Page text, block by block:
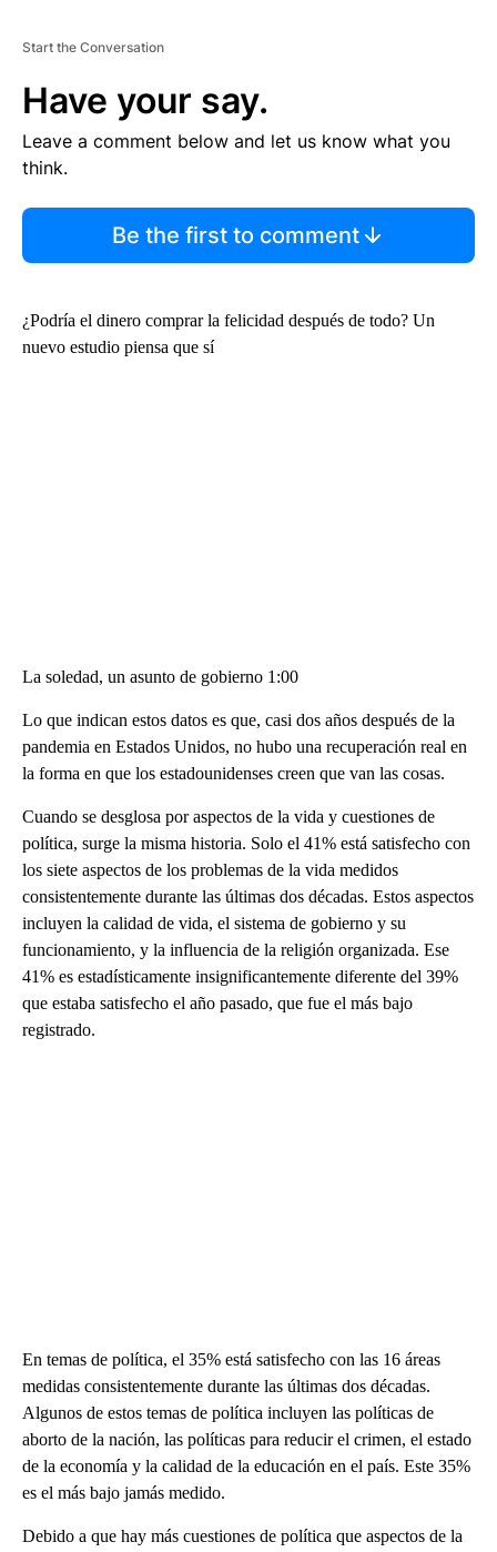
Start the Conversation
Have your say.
Leave a comment below and let us know what you
think.
Be the first to comment
¿Podría el dinero comprar la felicidad después de todo? Un
nuevo estudio piensa que sí
La soledad, un asunto de gobierno 1:00
Lo que indican estos datos es que, casi dos años después de la
pandemia en Estados Unidos, no hubo una recuperación real en
la forma en que los estadounidenses creen que van las cosas.
Cuando se desglosa por aspectos de la vida y cuestiones de
política, surge la misma historia. Solo el 41% está satisfecho con
los siete aspectos de los problemas de la vida medidos
consistentemente durante las últimas dos décadas. Estos aspectos
incluyen la calidad de vida, el sistema de gobierno y su
funcionamiento, y la influencia de la religión organizada. Ese
41% es estadísticamente insignificantemente diferente del 39%
que estaba satisfecho el año pasado, que fue el más bajo
registrado.
En temas de política, el 35% está satisfecho con las 16 áreas
medidas consistentemente durante las últimas dos décadas.
Algunos de estos temas de política incluyen las políticas de
aborto de la nación, las políticas para reducir el crimen, el estado
de la economía y la calidad de la educación en el país. Este 35%
es el más bajo jamás medido.
Debido a que hay más cuestiones de política que aspectos de la